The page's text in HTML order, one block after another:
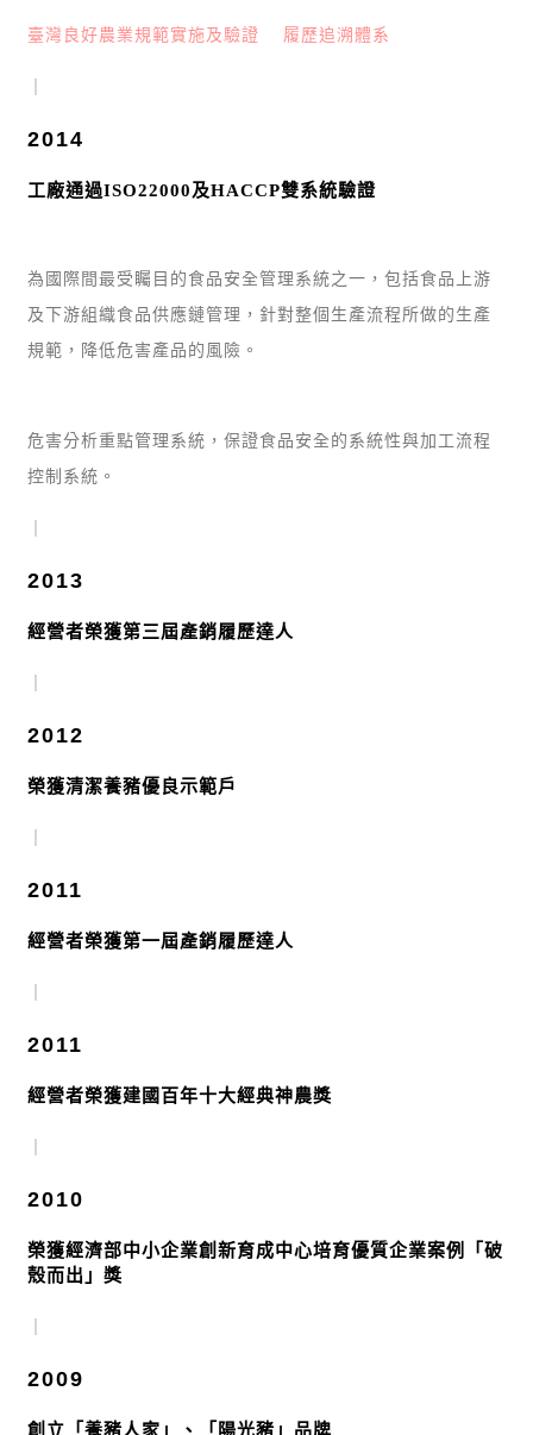
臺灣良好農業規範實施及驗證 履歷追溯體系
2014
工廠通過ISO22000及HACCP雙系統驗證
為國際間最受矚目的食品安全管理系統之一，包括食品上游
及下游組織食品供應鏈管理，針對整個生產流程所做的生產
規範，降低危害產品的風險。
危害分析重點管理系統，保證食品安全的系統性與加工流程
控制系統。
2013
經營者榮獲第三屆產銷履歷達人
2012
榮獲清潔養豬優良示範戶
2011
經營者榮獲第一屆產銷履歷達人
2011
經營者榮獲建國百年十大經典神農獎
2010
榮獲經濟部中小企業創新育成中心培育優質企業案例「破
殼而出」獎
2009
創立「養豬人家」、「陽光豬」品牌